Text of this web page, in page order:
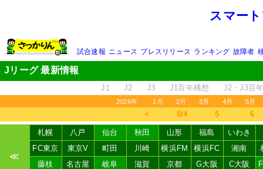
スマー
試合速報 ニュース プレスリリース ランキング 故障者
Jリーグ 最新情報
J1 J2 J3 J1百年構想 J2・J3百
2026年 1月 2月 3月 4月 5月
＜ 8/4 5 6
≪
札幌 八戸 仙台 秋田 山形 福島
いわき
FC東京
東京V 町田 川崎 横浜FM 横浜FC 湘南
藤枝
名古屋 岐阜 滋賀 京都 G大阪 C大阪